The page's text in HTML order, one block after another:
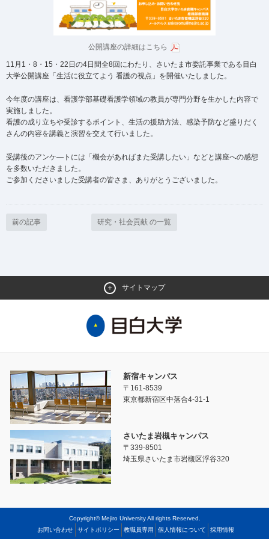
公開講座の詳細はこちら
11月1・8・15・22日の4日間全8回にわたり、さいたま市委託事業である目白
大学公開講座「生活に役立てよう 看護の視点」を開催いたしました。
今年度の講座は、看護学部基礎看護学領域の教員が専門分野を生かした内容で
実施しました。
看護の成り立ちや受診するポイント、生活の援助方法、感染予防など盛りだく
さんの内容を講義と演習を交えて行いました。
受講後のアンケ―トには「機会があればまた受講したい」などと講座への感想
を多数いただきました。
ご参加くださいました受講者の皆さま、ありがとうございました。
前の記事 研究・社会貢献 の一覧
サイトマップ
新宿キャンパス
〒161-8539
東京都新宿区中落合4-31-1
さいたま岩槻キャンパス
〒339-8501
埼玉県さいたま市岩槻区浮谷320
Copyright© Mejiro University All rights Reserved.
お問い合わせ
サイトポリシー 教職員専用 個人情報について 採用情報